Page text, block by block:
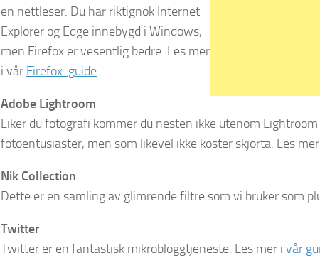
en nettleser. Du har riktignok Internet
Explorer og Edge innebygd i Windows,
men Firefox er vesentlig bedre. Les mer
i vår Firefox-guide.
Adobe Lightroom
Liker du fotografi kommer du nesten ikke utenom
fotoentusiaster, men som likevel ikke koster skjorta. Les
Nik Collection
Dette er en samling av glimrende filtre som vi bruker som
Twitter
Twitter er en fantastisk mikrobloggtjeneste. Les mer i vår